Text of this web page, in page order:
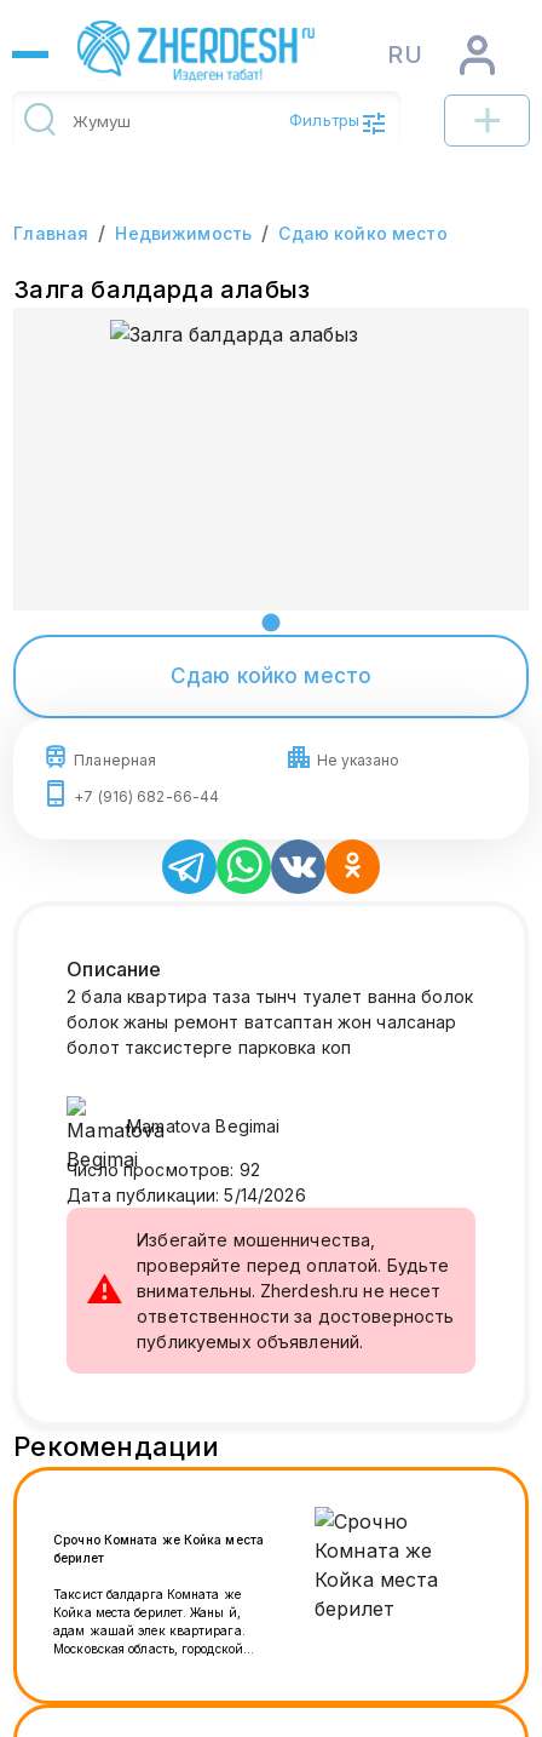
RU
Фильтры
Главная / Недвижимость / Сдаю койко место
Залга балдарда алабыз
Сдаю койко место
Планерная
Не указано
+7 (916) 682-66-44
Описание
2 бала квартира таза тынч туалет ванна болок
болок жаны ремонт ватсаптан жон чалсанар
болот таксистерге парковка коп
Mamatova Begimai
Число просмотров: 92
Дата публикации: 5/14/2026
⚠
Избегайте мошенничества,
проверяйте перед оплатой. Будьте
внимательны. Zherdesh.ru не несет
ответственности за достоверность
публикуемых объявлений.
Рекомендации
Срочно Комната же Койка места
берилет
Таксист балдарга Комната же
Койка места берилет. Жаны үй,
адам жашай элек квартирага.
Московская область, городской
18 Макска жазыныз +7 (933) 759-